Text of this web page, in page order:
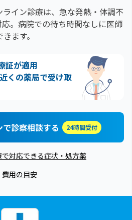
イン診療は、急な発熱・体調不
。 病院での待ち時間なしに医師
ます。
証が適用
くの薬局で受け取
診察相談する 24時間受付
対応できる症状・処方薬
費用の目安